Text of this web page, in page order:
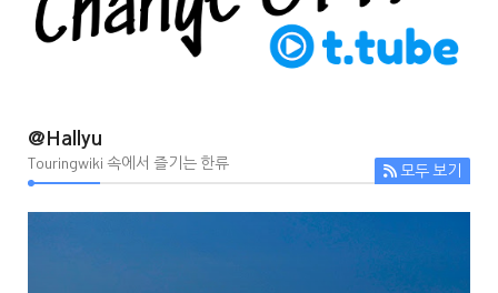
@Hallyu
Touringwiki 속에서 즐기는 한류 모두 보기